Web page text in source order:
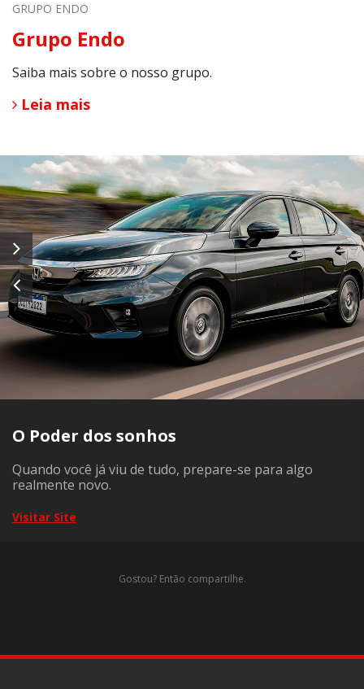
GRUPO ENDO
Grupo Endo
Saiba mais sobre o nosso grupo.
Leia mais
O Poder dos sonhos
Quando você já viu de tudo, prepare-se para algo
realmente novo.
Visitar Site
Gostou? Então compartilhe.